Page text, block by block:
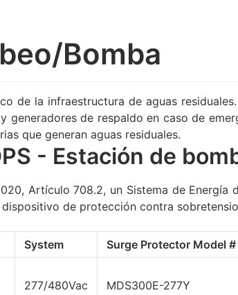
Bomba
de la infraestructura de aguas
generadores de respaldo en caso de
que generan aguas residuales.
- Estación de
Artículo 708.2, un Sistema de
de protección contra
System Surge Protector Model #
277/480Vac MDS300E-277Y